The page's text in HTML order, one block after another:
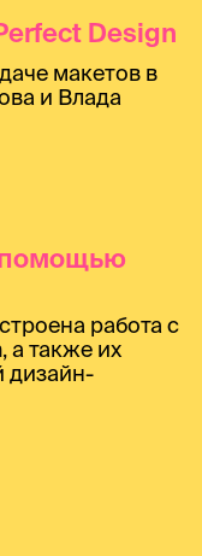
Design
макетов в
и Влада
помощью
работа с
а также их
дизайн-